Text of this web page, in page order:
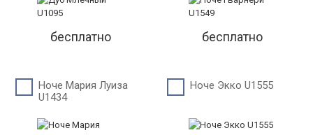
бесплатно бесплатно
Ноче Мария Луиза
U1434
Ноче Экко U1555